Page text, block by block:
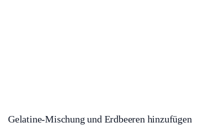
Gelatine-Mischung und Erdbeeren hinzufügen